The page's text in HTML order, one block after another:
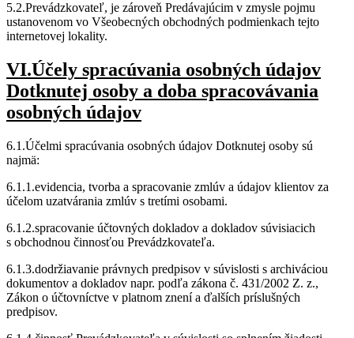
5.2.Prevádzkovateľ, je zároveň Predávajúcim v zmysle pojmu
ustanovenom vo Všeobecných obchodných podmienkach tejto
internetovej lokality.
VI.Účely spracúvania osobných údajov
Dotknutej osoby a doba spracovávania
osobných údajov
6.1.Účelmi spracúvania osobných údajov Dotknutej osoby sú
najmä:
6.1.1.evidencia, tvorba a spracovanie zmlúv a údajov klientov za
účelom uzatvárania zmlúv s tretími osobami.
6.1.2.spracovanie účtovných dokladov a dokladov súvisiacich
s obchodnou činnosťou Prevádzkovateľa.
6.1.3.dodržiavanie právnych predpisov v súvislosti s archiváciou
dokumentov a dokladov napr. podľa zákona č. 431/2002 Z. z.,
Zákon o účtovníctve v platnom znení a ďalších príslušných
predpisov.